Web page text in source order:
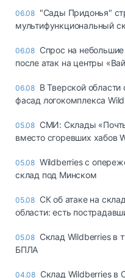
06.08 "Сады Придонья"
мультифункциональный
06.08 Спрос на
после атак на центры
06.08 В Тверской
фасад логокомплекса
05.08 СМИ: Склады
вместо сгоревших хабов
05.08 Wildberries с
склад под Минском
05.08 СК об атаке на
области: есть
05.08 Склад Wildberries в
БПЛА
04.08 Склад Wildberries в